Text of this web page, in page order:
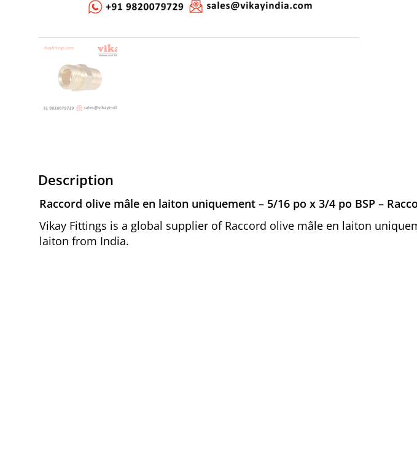
Description
Raccord olive mâle en laiton uniquement – 5/16 po x 3/4 po BSP –
Vikay Fittings is a global supplier of Raccord olive mâle en laiton
laiton from India.